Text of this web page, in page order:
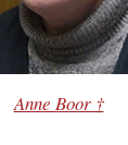
Anne Boor †